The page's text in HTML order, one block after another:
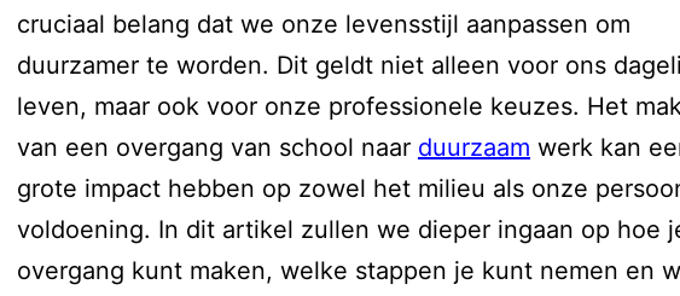
cruciaal belang dat we onze levensstijl aanpassen om
duurzamer te worden. Dit geldt niet alleen voor ons
leven, maar ook voor onze professionele keuzes. Het
van een overgang van school naar duurzaam werk kan
grote impact hebben op zowel het milieu als onze
voldoening. In dit artikel zullen we dieper ingaan op hoe
overgang kunt maken, welke stappen je kunt nemen en